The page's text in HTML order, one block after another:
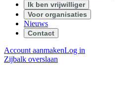
Ik ben vrijwilliger
Voor organisaties
Nieuws
Contact
Account aanmakenLog in
Zijbalk overslaan